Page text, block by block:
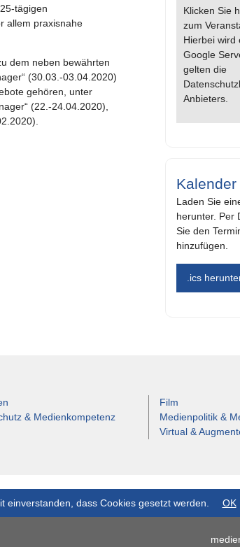
tägigen
allem praxisnahe
dem neben bewährten
(30.03.-03.04.2020)
gehören, unter
(22.-24.04.2020),
Klicken Sie
zum
Hierbei wird
Google
gelten die
Anbieters.
Kalender
Laden Sie
herunter. Per
Sie den
hinzufügen.
.ics
Film
& Medienkompetenz
Medienpolitik &
Virtual &
dass Cookies gesetzt werden. OK